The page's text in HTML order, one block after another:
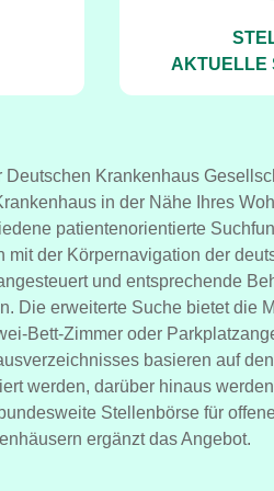
AKTUELLE
Krankenhaus
in der Nähe Ihres
patientenorientierte
mit der Körpernavigation der
und entsprechende
Die erweiterte Suche bietet die
Bett-Zimmer oder
basieren auf
werden, darüber hinaus
Stellenbörse für
ergänzt das Angebot.